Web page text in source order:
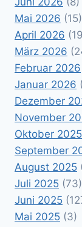
Mai 2026 (15)
April 2026
März 2026
Februar 2026
Januar 2026
Dezember
November
Oktober 2025
September
August 2025
Juli 2025 (73)
Juni 2025
Mai 2025 (3)